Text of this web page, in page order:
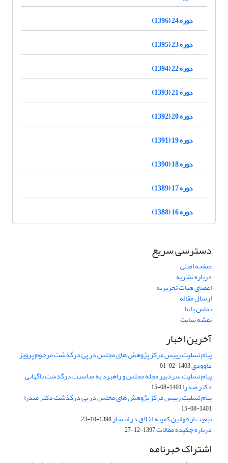
دوره 24 (1396)
دوره 23 (1395)
دوره 22 (1394)
دوره 21 (1393)
دوره 20 (1392)
دوره 19 (1391)
دوره 18 (1390)
دوره 17 (1389)
دوره 16 (1388)
دسترسی سریع
صفحه اصلی
درباره نشریه
اعضای هیات تحریریه
ارسال مقاله
تماس با ما
نقشه سایت
آخرین اخبار
پیام تسلیت رییس مرکز پژوهش های مجلس در پی درگذشت مرحوم پرویز
داوودی1403-02-01
پیام تسلیت سردبیر مجله مجلس و راهبرد به مناسبت درگذشت ناگهانی
دکتر صدرا1401-08-15
پیام تسلیت رییس مرکز پژوهش های مجلس در پی درگذشت دکتر صدرا
1401-08-15
تبعیت از قوانین کمیته اخلاق در انتشار1398-10-23
درباره چکیده مقالات1397-12-27
اشتراک خبرنامه